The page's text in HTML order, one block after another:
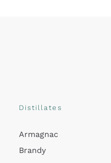
Distillates
Armagnac
Brandy